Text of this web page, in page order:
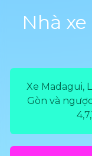
Nhà
Xe Madagui,
Gòn và